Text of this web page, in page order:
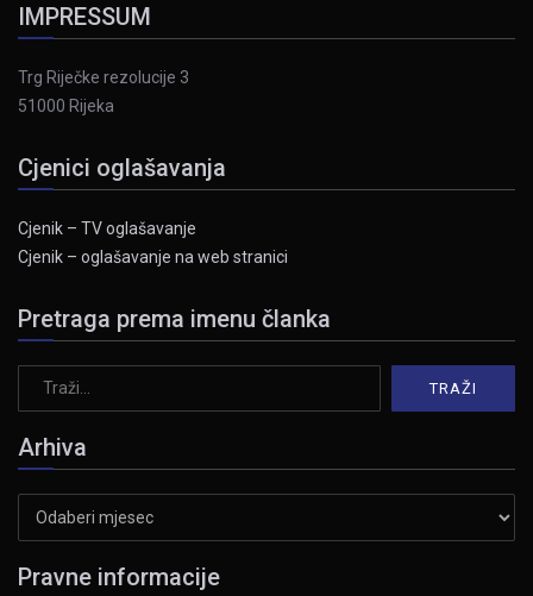
IMPRESSUM
Trg Riječke rezolucije 3
51000 Rijeka
Cjenici oglašavanja
Cjenik – TV oglašavanje
Cjenik – oglašavanje na web stranici
Pretraga prema imenu članka
Arhiva
Pravne informacije